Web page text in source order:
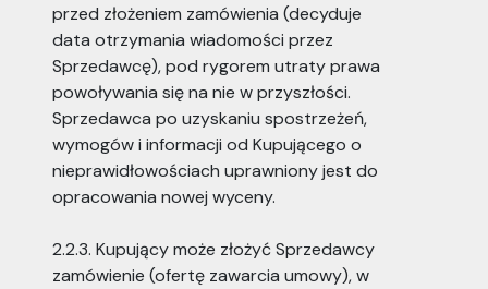
przed złożeniem zamówienia (decyduje
data otrzymania wiadomości przez
Sprzedawcę), pod rygorem utraty prawa
powoływania się na nie w przyszłości.
Sprzedawca po uzyskaniu spostrzeżeń,
wymogów i informacji od Kupującego o
nieprawidłowościach uprawniony jest do
opracowania nowej wyceny.
2.2.3. Kupujący może złożyć Sprzedawcy
zamówienie (ofertę zawarcia umowy), w